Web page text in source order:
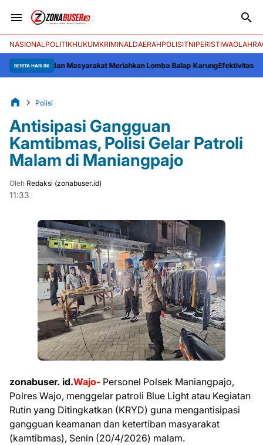
NASIONALPOLITIKHUKUMKRIMINALDAERAHPOLISITNIPERISTIWA
BERITA HARI INI
dan Masyarakat Meriahkan Lomba Balap KarungEfektivitas Pengawasan
Polisi
Antisipasi Gangguan
Kamtibmas, Polisi Gelar Patroli
Malam di Maniangpajo
Oleh Redaksi (zonabuser.id)
11:33
zonabuser. id.Wajo- Personel Polsek Maniangpajo,
Polres Wajo, menggelar patroli Blue Light atau Kegiatan
Rutin yang Ditingkatkan (KRYD) guna mengantisipasi
gangguan keamanan dan ketertiban masyarakat
(kamtibmas), Senin (20/4/2026) malam.